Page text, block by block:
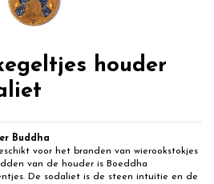
houder
Buddha
voor het branden van wierookstokjes
van de houder is Boeddha
De sodaliet is de steen intuïtie en de